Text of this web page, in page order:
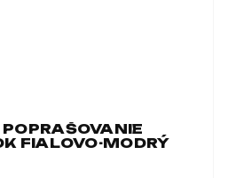
FIALOVO-MODRÝ